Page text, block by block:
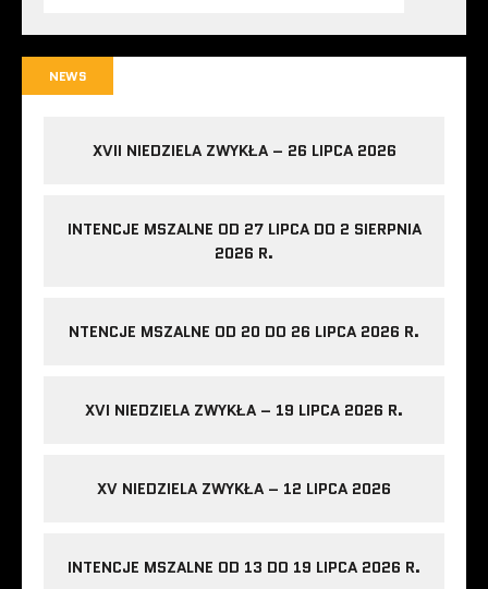
NEWS
XVII NIEDZIELA ZWYKŁA – 26 LIPCA 2026
INTENCJE MSZALNE OD 27 LIPCA DO 2 SIERPNIA
2026 R.
NTENCJE MSZALNE OD 20 DO 26 LIPCA 2026 R.
XVI NIEDZIELA ZWYKŁA – 19 LIPCA 2026 R.
XV NIEDZIELA ZWYKŁA – 12 LIPCA 2026
INTENCJE MSZALNE OD 13 DO 19 LIPCA 2026 R.